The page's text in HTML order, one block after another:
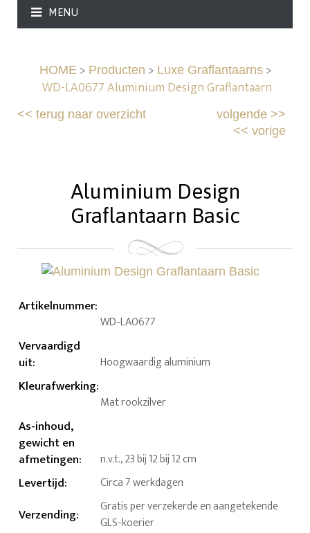
MENU
HOME> Producten > Luxe Graflantaarns>
WD-LA0677 Aluminium Design Graflantaarn
<<terug naar overzicht volgende>>
<< vorige
Aluminium Design
Graflantaarn Basic
Artikelnummer:
WD-LA0677
Vervaardigd
uit: Hoogwaardig aluminium
Kleurafwerking:
Mat rookzilver
As-inhoud,
gewicht en
afmetingen: n.v.t., 23 bij 12 bij 12 cm
Levertijd: Circa 7 werkdagen
Verzending:
Gratis per verzekerde en aangetekende
GLS-koerier